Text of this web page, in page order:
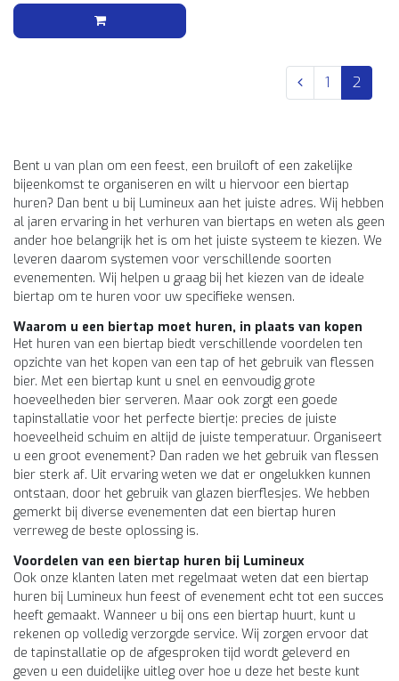
1 2
Bent u van plan om een feest, een bruiloft of een zakelijke
bijeenkomst te organiseren en wilt u hiervoor een biertap
huren? Dan bent u bij Lumineux aan het juiste adres. Wij hebben
al jaren ervaring in het verhuren van biertaps en weten als geen
ander hoe belangrijk het is om het juiste systeem te kiezen. We
leveren daarom systemen voor verschillende soorten
evenementen. Wij helpen u graag bij het kiezen van de ideale
biertap om te huren voor uw specifieke wensen.
Waarom u een biertap moet huren, in plaats van kopen
Het huren van een biertap biedt verschillende voordelen ten
opzichte van het kopen van een tap of het gebruik van flessen
bier. Met een biertap kunt u snel en eenvoudig grote
hoeveelheden bier serveren. Maar ook zorgt een goede
tapinstallatie voor het perfecte biertje: precies de juiste
hoeveelheid schuim en altijd de juiste temperatuur. Organiseert
u een groot evenement? Dan raden we het gebruik van flessen
bier sterk af. Uit ervaring weten we dat er ongelukken kunnen
ontstaan, door het gebruik van glazen bierflesjes. We hebben
gemerkt bij diverse evenementen dat een biertap huren
verreweg de beste oplossing is.
Voordelen van een biertap huren bij Lumineux
Ook onze klanten laten met regelmaat weten dat een biertap
huren bij Lumineux hun feest of evenement echt tot een succes
heeft gemaakt. Wanneer u bij ons een biertap huurt, kunt u
rekenen op volledig verzorgde service. Wij zorgen ervoor dat
de tapinstallatie op de afgesproken tijd wordt geleverd en
geven u een duidelijke uitleg over hoe u deze het beste kunt